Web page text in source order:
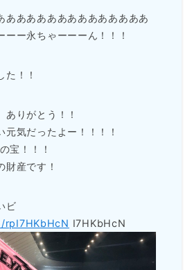
ああああああああああああああ
ーー永ちゃーーーん！！！
た！！
ありがとう！！
元気だったよー！！！！
宝！！！
財産です！
ビ
I7HKbHcN